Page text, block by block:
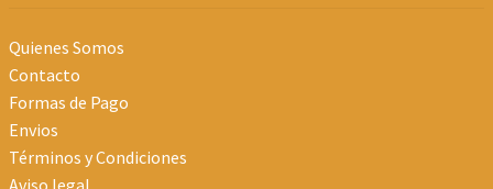
Quienes Somos
Contacto
Formas de Pago
Envios
Términos y Condiciones
Aviso legal